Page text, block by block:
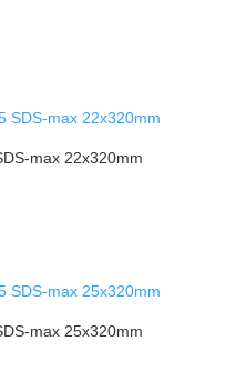
max 22x320mm
max 25x320mm